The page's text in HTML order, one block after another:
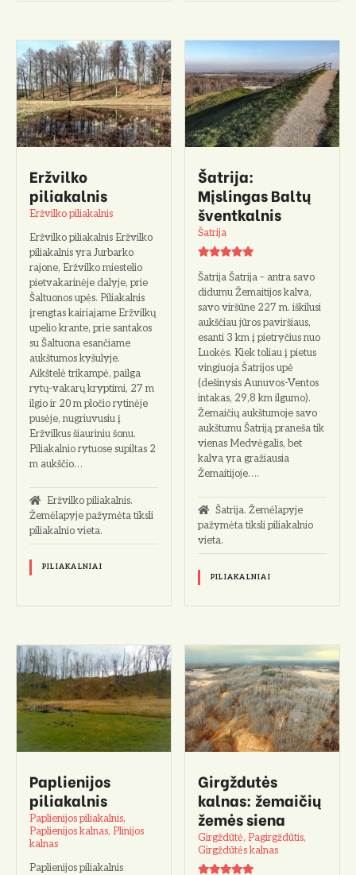
Eržvilko
piliakalnis
Eržvilko piliakalnis
Eržvilko piliakalnis Eržvilko
piliakalnis yra Jurbarko
rajone, Eržvilko miestelio
pietvakarinėje dalyje, prie
Šaltuonos upės. Piliakalnis
įrengtas kairiajame Eržvilkų
upelio krante, prie santakos
su Šaltuona esančiame
aukštumos kyšulyje.
Aikštelė trikampė, pailga
rytų-vakarų kryptimi, 27 m
ilgio ir 20 m pločio rytinėje
pusėje, nugriuvusiu į
Eržvilkus šiauriniu šonu.
Piliakalnio rytuose supiltas 2
m aukščio…
Eržvilko piliakalnis.
Žemėlapyje pažymėta tiksli
piliakalnio vieta.
PILIAKALNIAI
Šatrija:
Mįslingas Baltų
šventkalnis
Šatrija
Šatrija Šatrija – antra savo
didumu Žemaitijos kalva,
savo viršūne 227 m. iškilusi
aukščiau jūros paviršiaus,
esanti 3 km į pietryčius nuo
Luo­kės. Kiek toliau į pietus
vingiuoja Šatrijos upė
(dešinysis Aunuvos-Ventos
intakas, 29,8 km ilgumo).
Žemaičių aukštumoje savo
aukš­tumu Šatriją praneša tik
vienas Medvėgalis, bet
kalva yra gražiausia
Žemaitijoje….
Šatrija. Žemėlapyje
pažymėta tiksli piliakalnio
vieta.
PILIAKALNIAI
Paplienijos
piliakalnis
Paplienijos piliakalnis,
Paplienijos kalnas, Plinijos
kalnas
Paplienijos piliakalnis
Girgždutės
kalnas: žemaičių
žemės siena
Girgždūtė, Pagirgždūtis,
Girgždūtės kalnas